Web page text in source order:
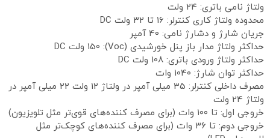
ولتاژ نامی باتری: 24 ولت
محدوده ولتاژ کاری کنترلر: 16 تا 32 ولت DC
جریان شارژ و دشارژ نامی: 40 آمپر
حداکثر ولتاژ مدار باز پنل خورشیدی (Voc): 150 ولت DC
حداکثر ولتاژ ورودی باتری: 108 ولت DC
حداکثر توان شارژ: 1040 وات
مصرف داخلی کنترلر: 35 میلی آمپر در ولتاژ 12 ولت 22 میلی آمپر در
ولتاژ 24 ولت
خروجی اول: تا ۱۰۰ وات (برای مصرف کننده‌های قوی‌تر مثل تلویزیون)
خروجی دوم: تا ۳۶ وات (برای مصرف کننده‌های کوچک‌تر مثل